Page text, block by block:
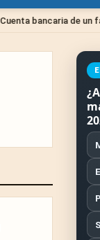
de un familiar